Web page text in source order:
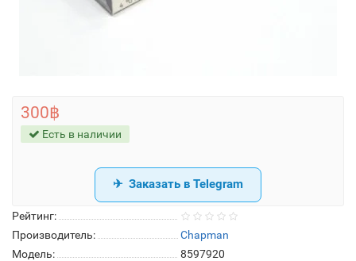
Рейтинг:
Производитель:
Chapman
Модель:
8597920
300฿
Есть в наличии
Заказать в Telegram